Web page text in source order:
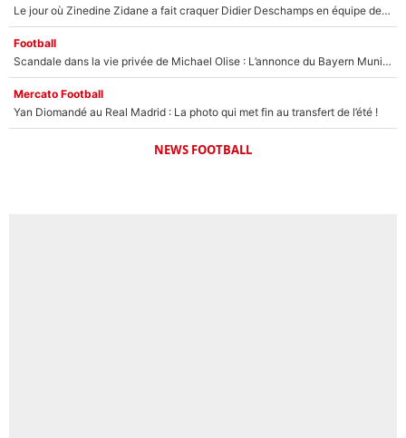
Le jour où Zinedine Zidane a fait craquer Didier Deschamps en équipe de France : «Je m’en suis voulu», l’ancien sélectionneur a regretté son geste !
Football
Scandale dans la vie privée de Michael Olise : L’annonce du Bayern Munich sur son enfant caché
Mercato Football
Yan Diomandé au Real Madrid : La photo qui met fin au transfert de l’été !
NEWS FOOTBALL